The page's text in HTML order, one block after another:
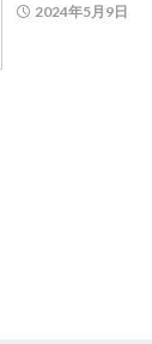
2024年5月9日